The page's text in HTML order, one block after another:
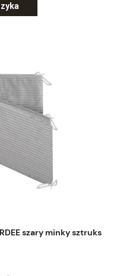
szary minky sztruks